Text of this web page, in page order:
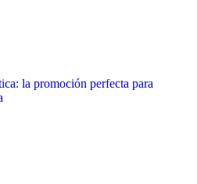
la promoción perfecta para